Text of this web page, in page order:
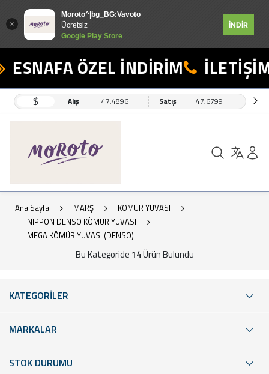
Moroto^|bg_BG:Vavoto
Ücretsiz
Google Play Store
İNDİR
ÖZEL İNDİRİM İLETİŞİM:
$ Alış 47,4896 Satış 47,6799
Ana Sayfa MARŞ
KÖMÜR YUVASI
NIPPON DENSO KÖMÜR YUVASI
MEGA KÖMÜR YUVASI (DENSO)
Bu Kategoride 14Ürün Bulundu
KATEGORİLER
MARKALAR
STOK DURUMU